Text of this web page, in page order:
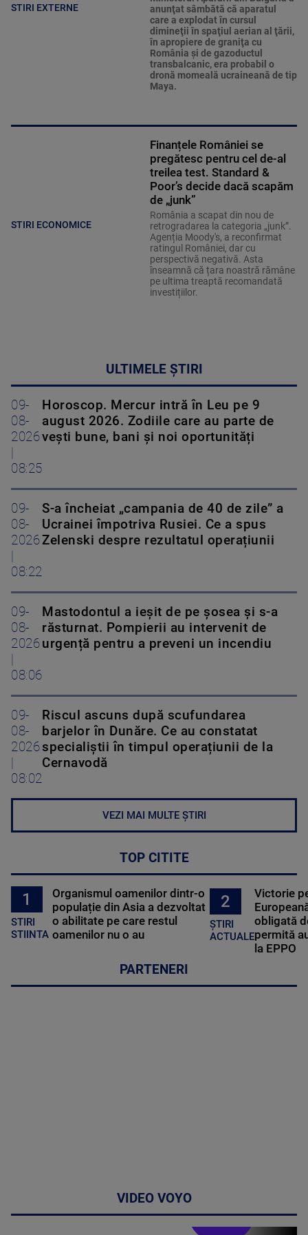
STIRI EXTERNE
anunţat sâmbătă că aparatul
care a explodat în cursul
dimineţii în spaţiul aerian al ţării,
în apropiere de graniţa cu
România şi de gazoductul
transbalcanic, era probabil o
dronă momeală ucraineană de tip
Maya.
STIRI ECONOMICE
Finanțele României se
pregătesc pentru cel de-al
treilea test. Standard &
Poor’s decide dacă scapăm
de „junk”
România a scapat din nou de
retrogradarea la categoria „junk”.
Agenția Moody's, a reconfirmat
ratingul României, dar cu
perspectivă negativă. Asta
înseamnă că țara noastră rămâne
pe ultima treaptă recomandată
investițiilor.
ULTIMELE ȘTIRI
09-
08-
2026
08:25
Horoscop. Mercur intră în Leu pe 9
august 2026. Zodiile care au parte de
vești bune, bani și noi oportunități
09-
08-
2026
08:22
S-a încheiat „campania de 40 de zile” a
Ucrainei împotriva Rusiei. Ce a spus
Zelenski despre rezultatul operațiunii
09-
08-
2026
08:06
Mastodontul a ieșit de pe șosea și s-a
răsturnat. Pompierii au intervenit de
urgență pentru a preveni un incendiu
09-
08-
2026
08:02
Riscul ascuns după scufundarea
barjelor în Dunăre. Ce au constatat
specialiștii în timpul operațiunii de la
Cernavodă
VEZI MAI MULTE ȘTIRI
TOP CITITE
1
STIRI
STIINTA
Organismul oamenilor dintr-o
populație din Asia a dezvoltat
o abilitate pe care restul
oamenilor nu o au
2
ȘTIRI
ACTUALE
Victorie
obligată
permită
la EPPO
PARTENERI
VIDEO VOYO